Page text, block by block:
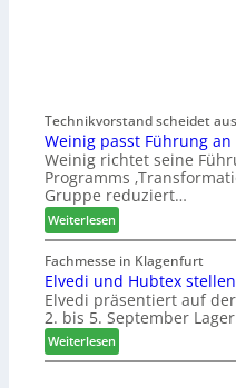
Technikvorstand scheidet aus
Weinig passt Führung an
Weinig richtet seine
Programms
Gruppe reduziert…
Weiterlesen:
W
e
i
n
i
p
Fachmesse in Klagenfurt
Elvedi und Hubtex
Elvedi präsentiert auf
2. bis 5. September
Weiterlesen:
E